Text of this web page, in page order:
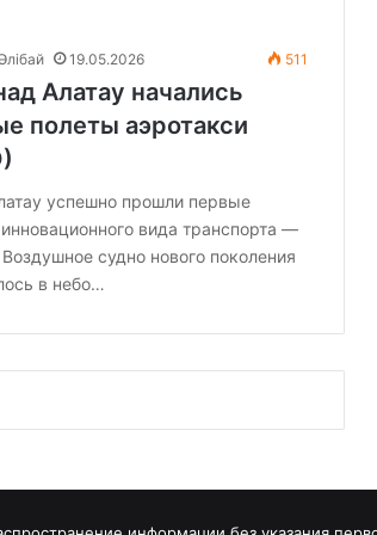
19.05.2026 511
Алатау начались
полеты аэротакси
успешно прошли первые
вида транспорта —
судно нового поколения
в небо…